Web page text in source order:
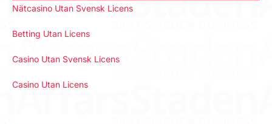
Nätcasino Utan Svensk Licens
Betting Utan Licens
Casino Utan Svensk Licens
Casino Utan Licens